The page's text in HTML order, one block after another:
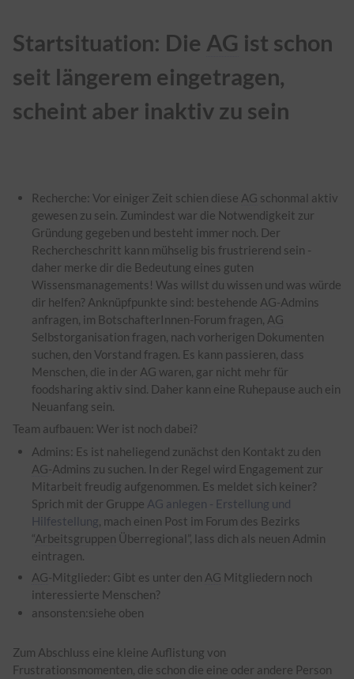
Startsituation: Die AG ist schon
seit längerem eingetragen,
scheint aber inaktiv zu sein
Recherche: Vor einiger Zeit schien diese AG schonmal aktiv
gewesen zu sein. Zumindest war die Notwendigkeit zur
Gründung gegeben und besteht immer noch. Der
Rechercheschritt kann mühselig bis frustrierend sein -
daher merke dir die Bedeutung eines guten
Wissensmanagements! Was willst du wissen und was würde
dir helfen? Anknüpfpunkte sind: bestehende AG-Admins
anfragen, im BotschafterInnen-Forum fragen, AG
Selbstorganisation fragen, nach vorherigen Dokumenten
suchen, den Vorstand fragen. Es kann passieren, dass
Menschen, die in der AG waren, gar nicht mehr für
foodsharing aktiv sind. Daher kann eine Ruhepause auch ein
Neuanfang sein.
Team aufbauen: Wer ist noch dabei?
Admins: Es ist naheliegend zunächst den Kontakt zu den
AG-Admins zu suchen. In der Regel wird Engagement zur
Mitarbeit freudig aufgenommen. Es meldet sich keiner?
Sprich mit der Gruppe AG anlegen - Erstellung und
Hilfestellung, mach einen Post im Forum des Bezirks
“Arbeitsgruppen Überregional”, lass dich als neuen Admin
eintragen.
AG-Mitglieder: Gibt es unter den AG Mitgliedern noch
interessierte Menschen?
ansonsten:siehe oben
Zum Abschluss eine kleine Auflistung von
Frustrationsmomenten, die schon die eine oder andere Person